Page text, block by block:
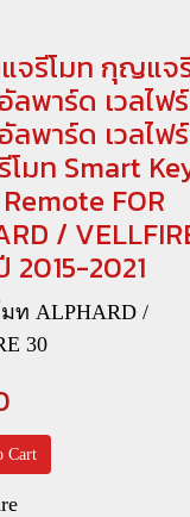
รีโมท กุญแจ
ลพาร์ด เวลไฟร์
พาร์ด เวลไฟ
มท Smart
FOR
/
2015-2021
ท ALPHARD /
30
Cart